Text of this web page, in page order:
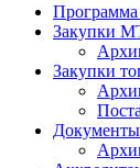
Программа
Закупки
Закупки
Документы